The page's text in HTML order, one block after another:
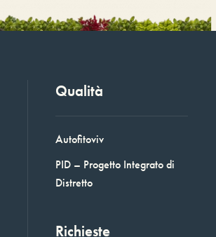
Qualità
Autofitoviv
PID – Progetto Integrato di
Distretto
Richieste